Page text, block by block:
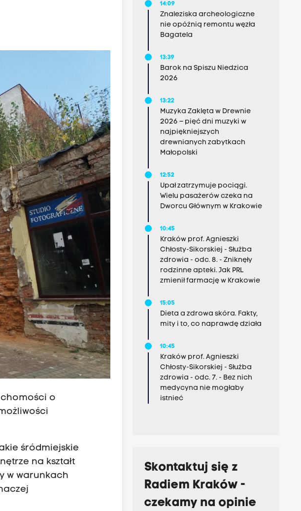
o
śródmiejskie
na kształt
w warunkach
14:09
Znaleziska archeologiczne
nie opóźnią remontu węzła
Bagatela
13:39
Barok na Spiszu Niedzica
2026
13:22
Muzyka Zaklęta w Drewnie
2026 – pięć dni muzyki w
najpiękniejszych
drewnianych zabytkach
Małopolski
12:52
Upał zatrzymuje pociągi.
Wielu pasażerów czeka na
Dworcu Głównym w Krakowie
10:45
Kraków prof. Agnieszki
Chłosty-Sikorskiej - Służba
zdrowia - odc. 8. - Zniknęły
rodzinne apteki. Jak PRL
zmienił farmację w Krakowie
15:05
Dieta a zdrowa skóra. Fakty,
mity i to, co naprawdę działa
10:45
Kraków prof. Agnieszki
Chłosty-Sikorskiej - Służba
zdrowia - odc. 7. - Bez nich
medycyna nie mogłaby
istnieć
Skontaktuj się z
Radiem Kraków -
czekamy na opinie